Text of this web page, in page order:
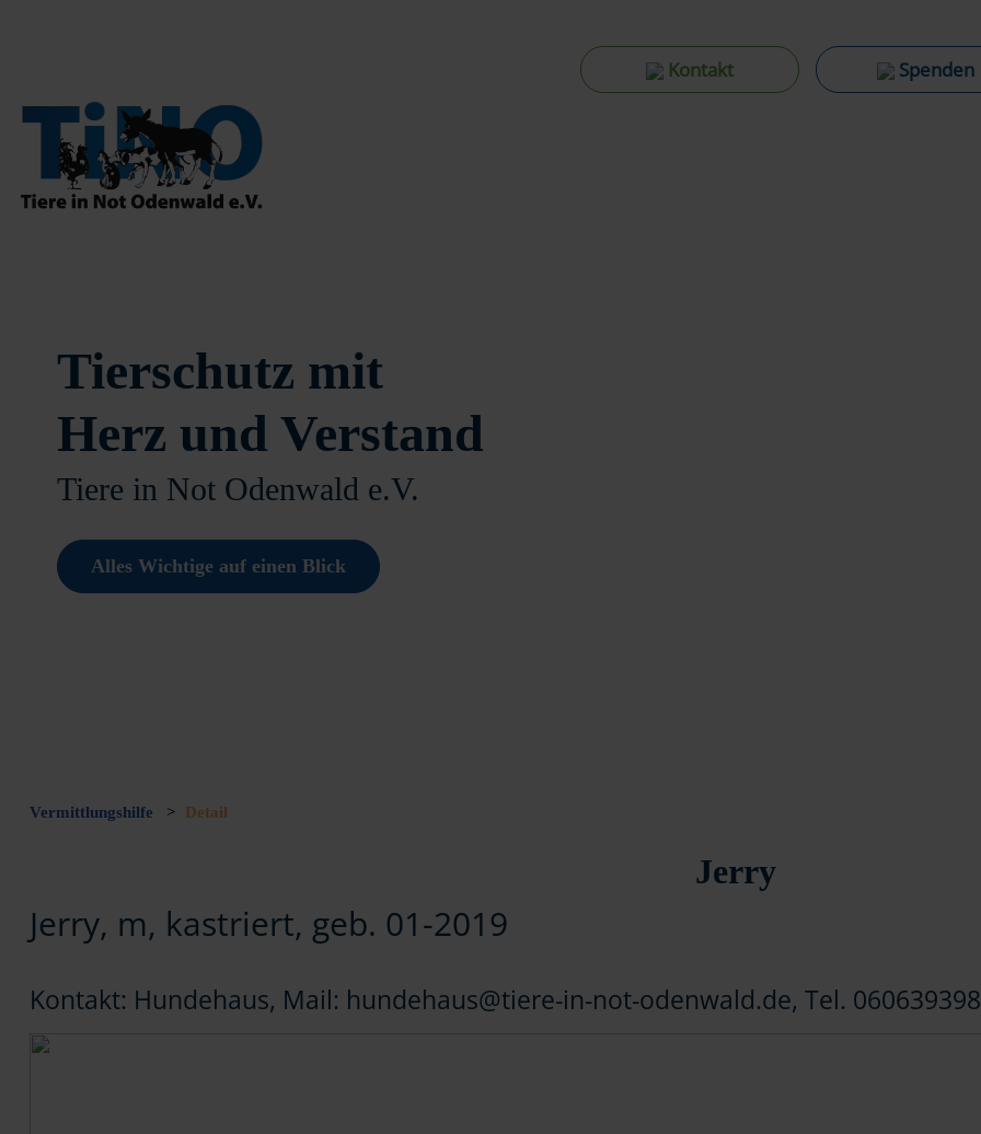
Kontakt Spenden
Tierschutz mit
Herz und Verstand
Tiere in Not Odenwald e.V.
Alles Wichtige auf einen Blick
Vermittlungshilfe > Detail
Jerry
Jerry, m, kastriert, geb. 01-2019
Kontakt: Hundehaus, Mail: hundehaus@tiere-in-not-odenwald.de, Tel.